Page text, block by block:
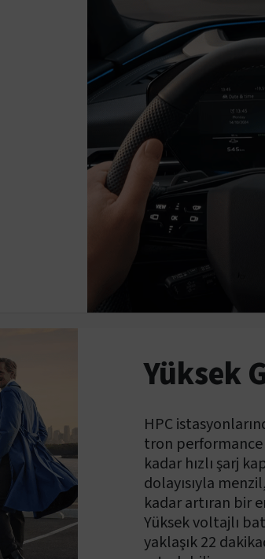
Yüksek
HPC
tron performance
kadar hızlı şarj
dolayısıyla
kadar artıran bir
Yüksek voltajlı
yaklaşık 22